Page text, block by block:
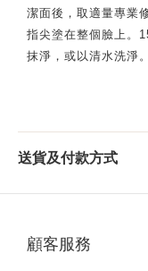
潔面後，取適量專業
指尖塗在整個臉上。
抹淨，或以清水洗淨
送貨及付款方式
顧客服務